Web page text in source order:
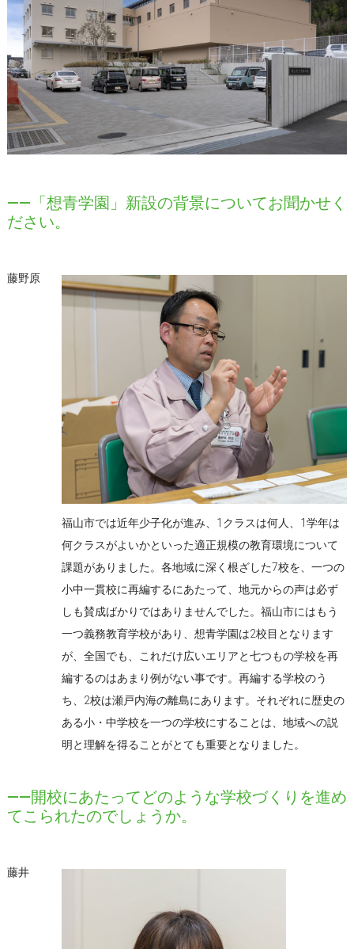
――「想青学園」新設の背景についてお聞かせく
ださい。
藤野原
福山市では近年少子化が進み、1クラスは何人、1学年は
何クラスがよいかといった適正規模の教育環境について
課題がありました。各地域に深く根ざした7校を、一つの
小中一貫校に再編するにあたって、地元からの声は必ず
しも賛成ばかりではありませんでした。福山市にはもう
一つ義務教育学校があり、想青学園は2校目となります
が、全国でも、これだけ広いエリアと七つもの学校を再
編するのはあまり例がない事です。再編する学校のう
ち、2校は瀬戸内海の離島にあります。それぞれに歴史の
ある小・中学校を一つの学校にすることは、地域への説
明と理解を得ることがとても重要となりました。
――開校にあたってどのような学校づくりを進め
てこられたのでしょうか。
藤井